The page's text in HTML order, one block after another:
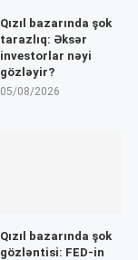
Qızıl bazarında şok
tarazlıq: Əksər
investorlar nəyi
gözləyir?
05/08/2026
Qızıl bazarında şok
gözləntisi: FED-in